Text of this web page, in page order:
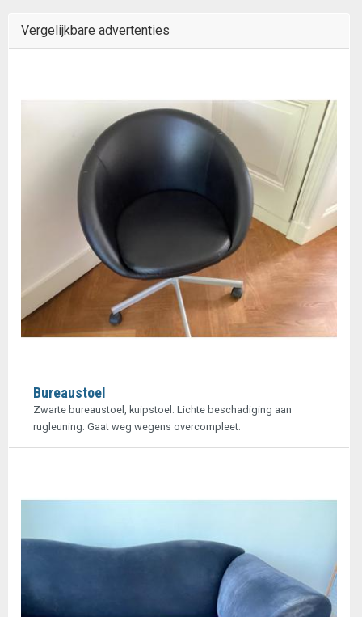
Vergelijkbare advertenties
Bureaustoel
Zwarte bureaustoel, kuipstoel. Lichte beschadiging aan
rugleuning. Gaat weg wegens overcompleet.